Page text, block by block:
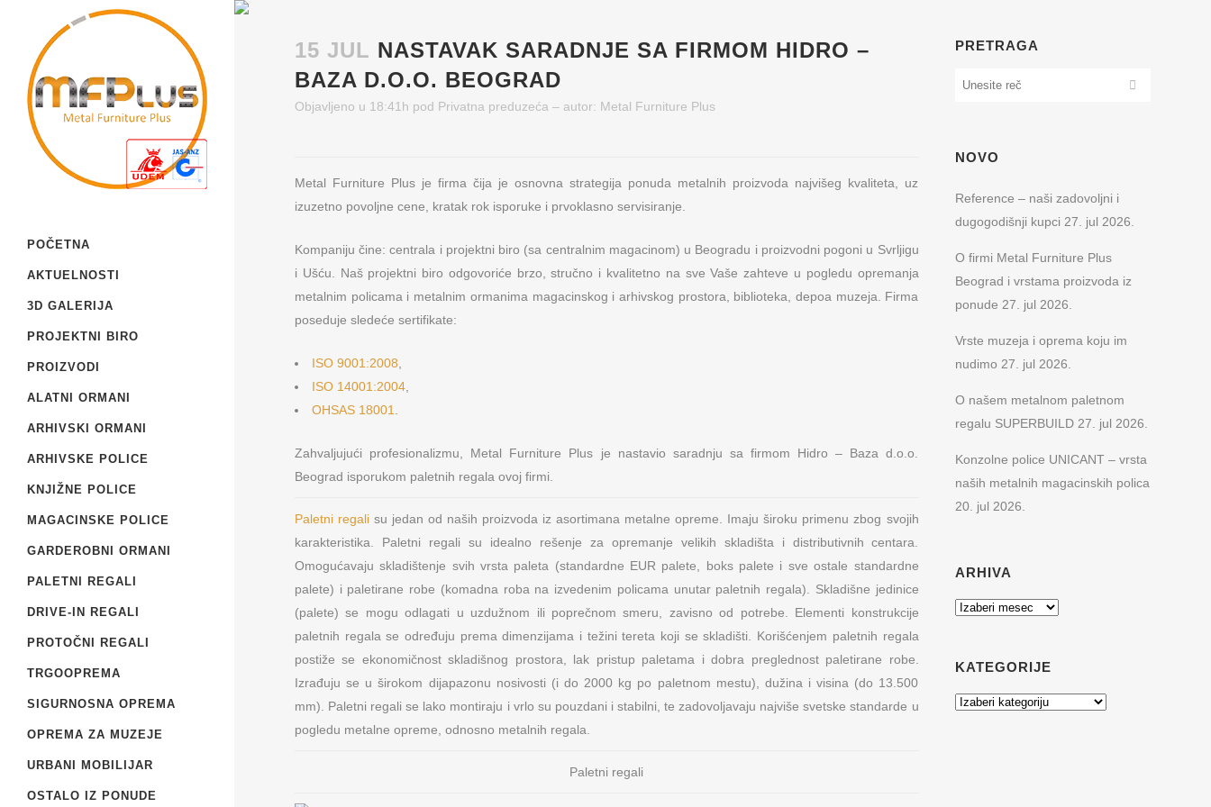
POČETNA
AKTUELNOSTI
3D GALERIJA
PROJEKTNI BIRO
PROIZVODI
ALATNI ORMANI
ARHIVSKI ORMANI
ARHIVSKE POLICE
KNJIŽNE POLICE
MAGACINSKE POLICE
GARDEROBNI ORMANI
PALETNI REGALI
DRIVE-IN REGALI
PROTOČNI REGALI
TRGOOPREMA
SIGURNOSNA OPREMA
OPREMA ZA MUZEJE
URBANI MOBILIJAR
OSTALO IZ PONUDE
15 JUL NASTAVAK SARADNJE SA FIRMOM HIDRO –
BAZA D.O.O. BEOGRAD
Objavljeno u 18:41h pod Privatna preduzeća – autor: Metal Furniture Plus
Metal Furniture Plus je firma čija je osnovna strategija ponuda metalnih proizvoda najvišeg kvaliteta, uz
izuzetno povoljne cene, kratak rok isporuke i prvoklasno servisiranje.
Kompaniju čine: centrala i projektni biro (sa centralnim magacinom) u Beogradu i proizvodni pogoni u Svrljigu
i Ušću. Naš projektni biro odgovoriće brzo, stručno i kvalitetno na sve Vaše zahteve u pogledu opremanja
metalnim policama i metalnim ormanima magacinskog i arhivskog prostora, biblioteka, depoa muzeja. Firma
poseduje sledeće sertifikate:
ISO 9001:2008
ISO 14001:2004
OHSAS 18001
Zahvaljujući profesionalizmu, Metal Furniture Plus je nastavio saradnju sa firmom Hidro – Baza d.o.o.
Beograd isporukom paletnih regala ovoj firmi.
Paletni regali su jedan od naših proizvoda iz asortimana metalne opreme. Imaju široku primenu zbog svojih
karakteristika. Paletni regali su idealno rešenje za opremanje velikih skladišta i distributivnih centara.
Omogućavaju skladištenje svih vrsta paleta (standardne EUR palete, boks palete i sve ostale standardne
palete) i paletirane robe (komadna roba na izvedenim policama unutar paletnih regala). Skladišne jedinice
(palete) se mogu odlagati u uzdužnom ili poprečnom smeru, zavisno od potrebe. Elementi konstrukcije
paletnih regala se određuju prema dimenzijama i težini tereta koji se skladišti. Korišćenjem paletnih regala
postiže se ekonomičnost skladišnog prostora, lak pristup paletama i dobra preglednost paletirane robe.
Izrađuju se u širokom dijapazonu nosivosti (i do 2000 kg po paletnom mestu), dužina i visina (do 13.500
mm). Paletni regali se lako montiraju i vrlo su pouzdani i stabilni, te zadovoljavaju najviše svetske standarde u
pogledu metalne opreme, odnosno metalnih regala.
Paletni regali
PRETRAGA
NOVO
Reference – naši zadovoljni i
dugogodišnji kupci 27. jul 2026.
O firmi Metal Furniture Plus
Beograd i vrstama proizvoda iz
ponude 27. jul 2026.
Vrste muzeja i oprema koju im
nudimo 27. jul 2026.
O našem metalnom paletnom
regalu SUPERBUILD 27. jul 2026.
Konzolne police UNICANT – vrsta
naših metalnih magacinskih polica
20. jul 2026.
ARHIVA
Arhiva
KATEGORIJE
Kategorije
OSNOVNI PODACI O MFP
Matični broj: 20223782
NAŠA MREŽA KONTAKT PODACI